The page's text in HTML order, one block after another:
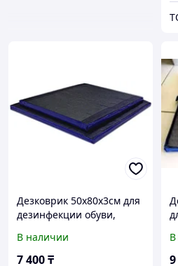
Дезковрик 50x80x3см для
дезинфекции обуви,
В наличии
7 400₸